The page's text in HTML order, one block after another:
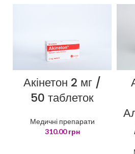
Акінетон 2 мг /
50 таблеток
Медичні препарати
310.00грн